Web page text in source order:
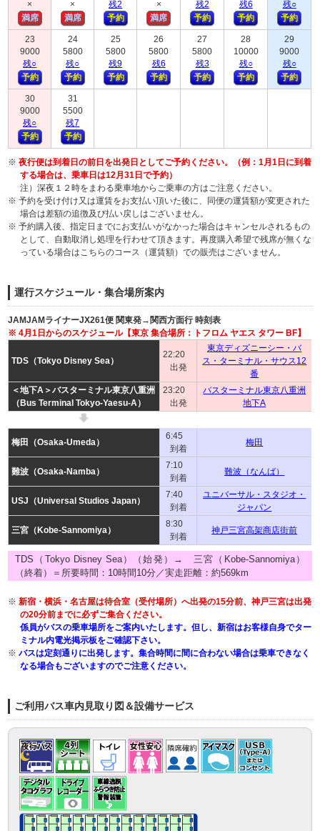
×
満席
×
満席
残2
予約
×
満席
残2
予約
残6
予約
残○
予約
23
9000
残○
予約
24
5800
残○
予約
25
5800
残9
予約
26
5800
残6
予約
27
5800
残3
予約
28
10000
残○
予約
29
9000
残○
予約
30
9000
残○
予約
31
5500
残7
予約
※夜行便は到着日の前日を出発日としてご予約ください。（例：1月1日に到着
する場合は、乗車日は12月31日で予約）
注）深夜１２時をまわる乗車地からご乗車の方はご注意ください。
※ 予約を受け付け又は運賃をお支払い頂いた後に、同便の運賃額が変更された
場合は差額の追徴及び払い戻しはございません。
※ 予約購入後、指定日までにお支払いがなかった場合はキャンセルされるもの
として、自動取消し処理を行わせて頂きます。再度購入希望で残席が無くな
っている場合はこちらのコース（運賃額）での販売はございません。
運行スケジュール・集合場所案内
JAMJAMライナーJX261便 関東発→関西方面行 時刻表
※ 4月1日からのスケジュール【東京 集合場所：トフロム ヤエス タワー BF】
TDS（Tokyo Disney Sea）
22:20
出発
東京ディズニーシー・バ
ス・ターミナル・サウス12
番
＜地下A＞バスターミナル東京八重洲
（Bus Terminal Tokyo-Yaesu-A）
23:20
出発
バスターミナル東京八重洲
地下A
梅田（Osaka-Umeda）
6:45
到着
梅田
難波（Osaka-Namba）
7:10
到着
難波（なんば）
USJ（Universal Studios Japan）
7:40
到着
ユニバーサル・スタジオ・
ジャパン
三宮（Kobe-Sannomiya）
8:30
到着
神戸三宮高架商店街前
TDS（Tokyo Disney Sea）（始発）→ 三宮（Kobe-Sannomiya）
（終着）＝所要時間：10時間10分／実走距離：約569km
※新宿・横浜・名古屋は待合室（受付場所）へ出発の15分前、神戸三宮は出発
の20分前までに必ずご集合ください。
係員がバスの乗車場所をご案内いたします。但し、新宿はお客様自身でター
ミナル内電光掲示板をご確認下さい。
※バスは定刻通りに出発します。集合時間に間に合わない場合は乗車できなく
なる場合もございますのでご注意ください。
ご利用バス車内見取り図＆設備サービス